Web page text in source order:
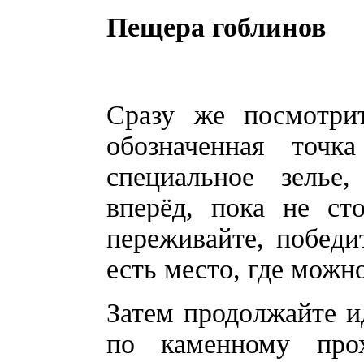
Пещера гоблинов
Сразу же
обозначенная
специальное
вперёд, пока не
переживайте,
есть место, где
Затем продолжайте
по каменному